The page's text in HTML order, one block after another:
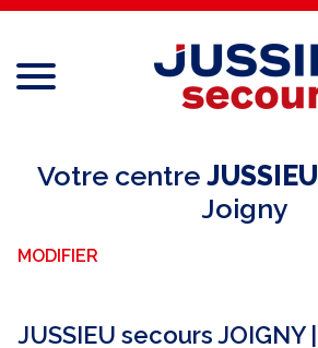
Menu
Réseau national
Services aux professionnels
Votre centre JUSSIEU
Joigny
MODIFIER
JUSSIEU secours JOIGNY |